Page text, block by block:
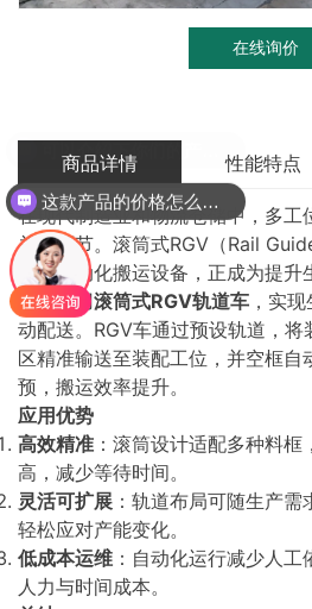
在线询价
商品详情 性能特点
在现代制造业和物流仓储中，多工
关键环节。滚筒式RGV（Rail
一种自动化搬运设备，正成为提升
工厂采用滚筒式RGV轨道车 ，实
动配送。RGV车通过预设轨道，
区精准输送至装配工位，并空框自
预，搬运效率提升。
应用优势
高效精准 ：滚筒设计适配多种料
高，减少等待时间。
灵活可扩展 ：轨道布局可随生产需
轻松应对产能变化。
低成本运维 ：自动化运行减少人
人力与时间成本。